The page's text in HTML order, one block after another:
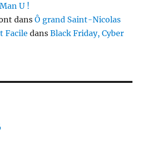
U !
dansÔ grand Saint-Nicolas
Facile dansBlack Friday, Cyber